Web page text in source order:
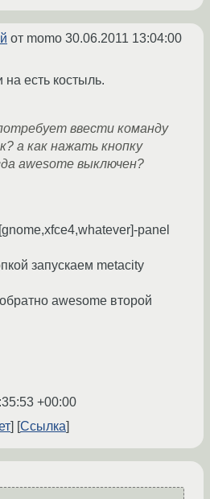
от momo 30.06.2011 13:04:00
есть костыль.
ввести команду
а как нажать кнопку
awesome выключен?
panel
запускаем metacity
awesome второй
+00:00
Ссылка